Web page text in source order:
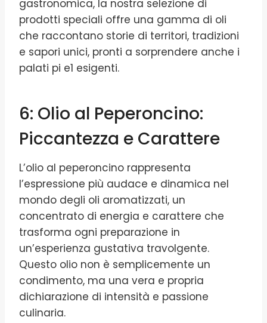
gastronomica, la nostra selezione di
prodotti speciali offre una gamma di oli
che raccontano storie di territori, tradizioni
e sapori unici, pronti a sorprendere anche i
palati pi e1 esigenti.
6: Olio al Peperoncino:
Piccantezza e Carattere
L’olio al peperoncino rappresenta
l’espressione più audace e dinamica nel
mondo degli oli aromatizzati, un
concentrato di energia e carattere che
trasforma ogni preparazione in
un’esperienza gustativa travolgente.
Questo olio non è semplicemente un
condimento, ma una vera e propria
dichiarazione di intensità e passione
culinaria.